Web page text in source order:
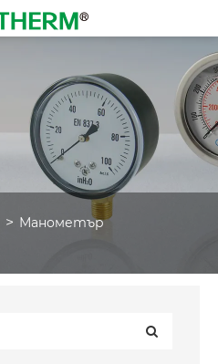
Манометър